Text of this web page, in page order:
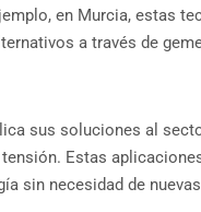
en Murcia, estas
a través de
sus soluciones al
Estas
sin necesidad de